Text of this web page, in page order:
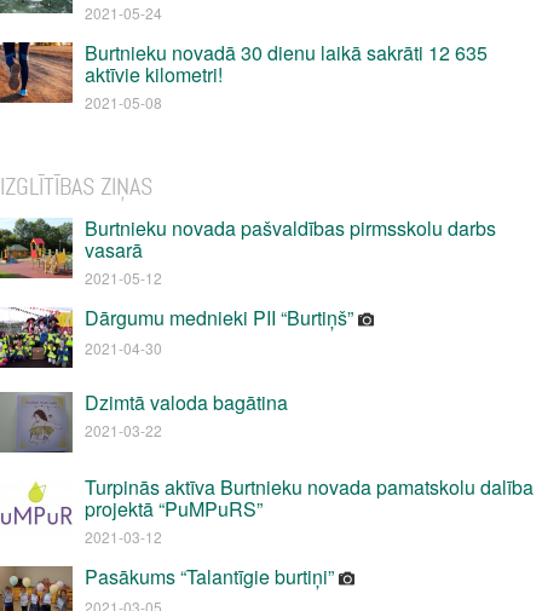
2021-05-24
Burtnieku novadā 30 dienu laikā sakrāti 12 635
aktīvie kilometri!
2021-05-08
IZGLĪTĪBAS ZIŅAS
Burtnieku novada pašvaldības pirmsskolu darbs
vasarā
2021-05-12
Dārgumu mednieki PII “Burtiņš”
2021-04-30
Dzimtā valoda bagātina
2021-03-22
Turpinās aktīva Burtnieku novada pamatskolu dalība
projektā “PuMPuRS”
2021-03-12
Pasākums “Talantīgie burtiņi”
2021-03-05